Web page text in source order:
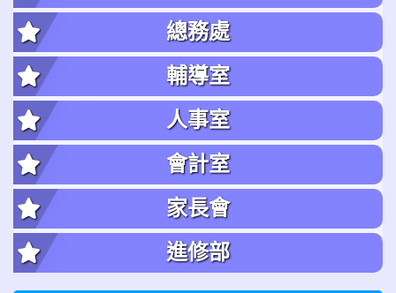
總務處
輔導室
人事室
會計室
家長會
進修部